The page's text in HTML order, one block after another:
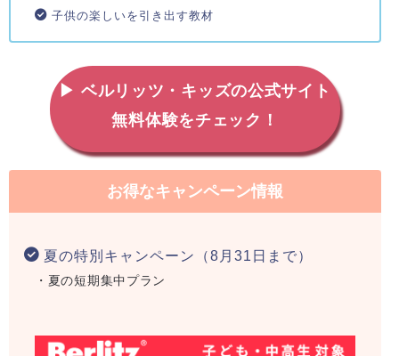
子供の楽しいを引き出す教材
▶ ベルリッツ・キッズの公式サイト
無料体験をチェック！
お得なキャンペーン情報
夏の特別キャンペーン（8月31日まで）
・夏の短期集中プラン